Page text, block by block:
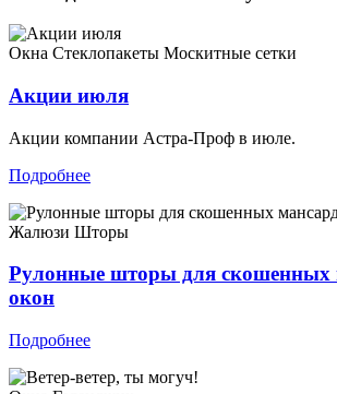
Окна Стеклопакеты Москитные сетки
Акции июля
Акции компании Астра-Проф в июле.
Подробнее
Жалюзи Шторы
Рулонные шторы для скошенных
окон
Подробнее